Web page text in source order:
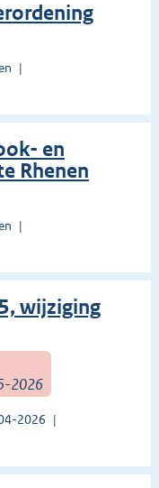
en
Rhenen
wijziging
2026
2026